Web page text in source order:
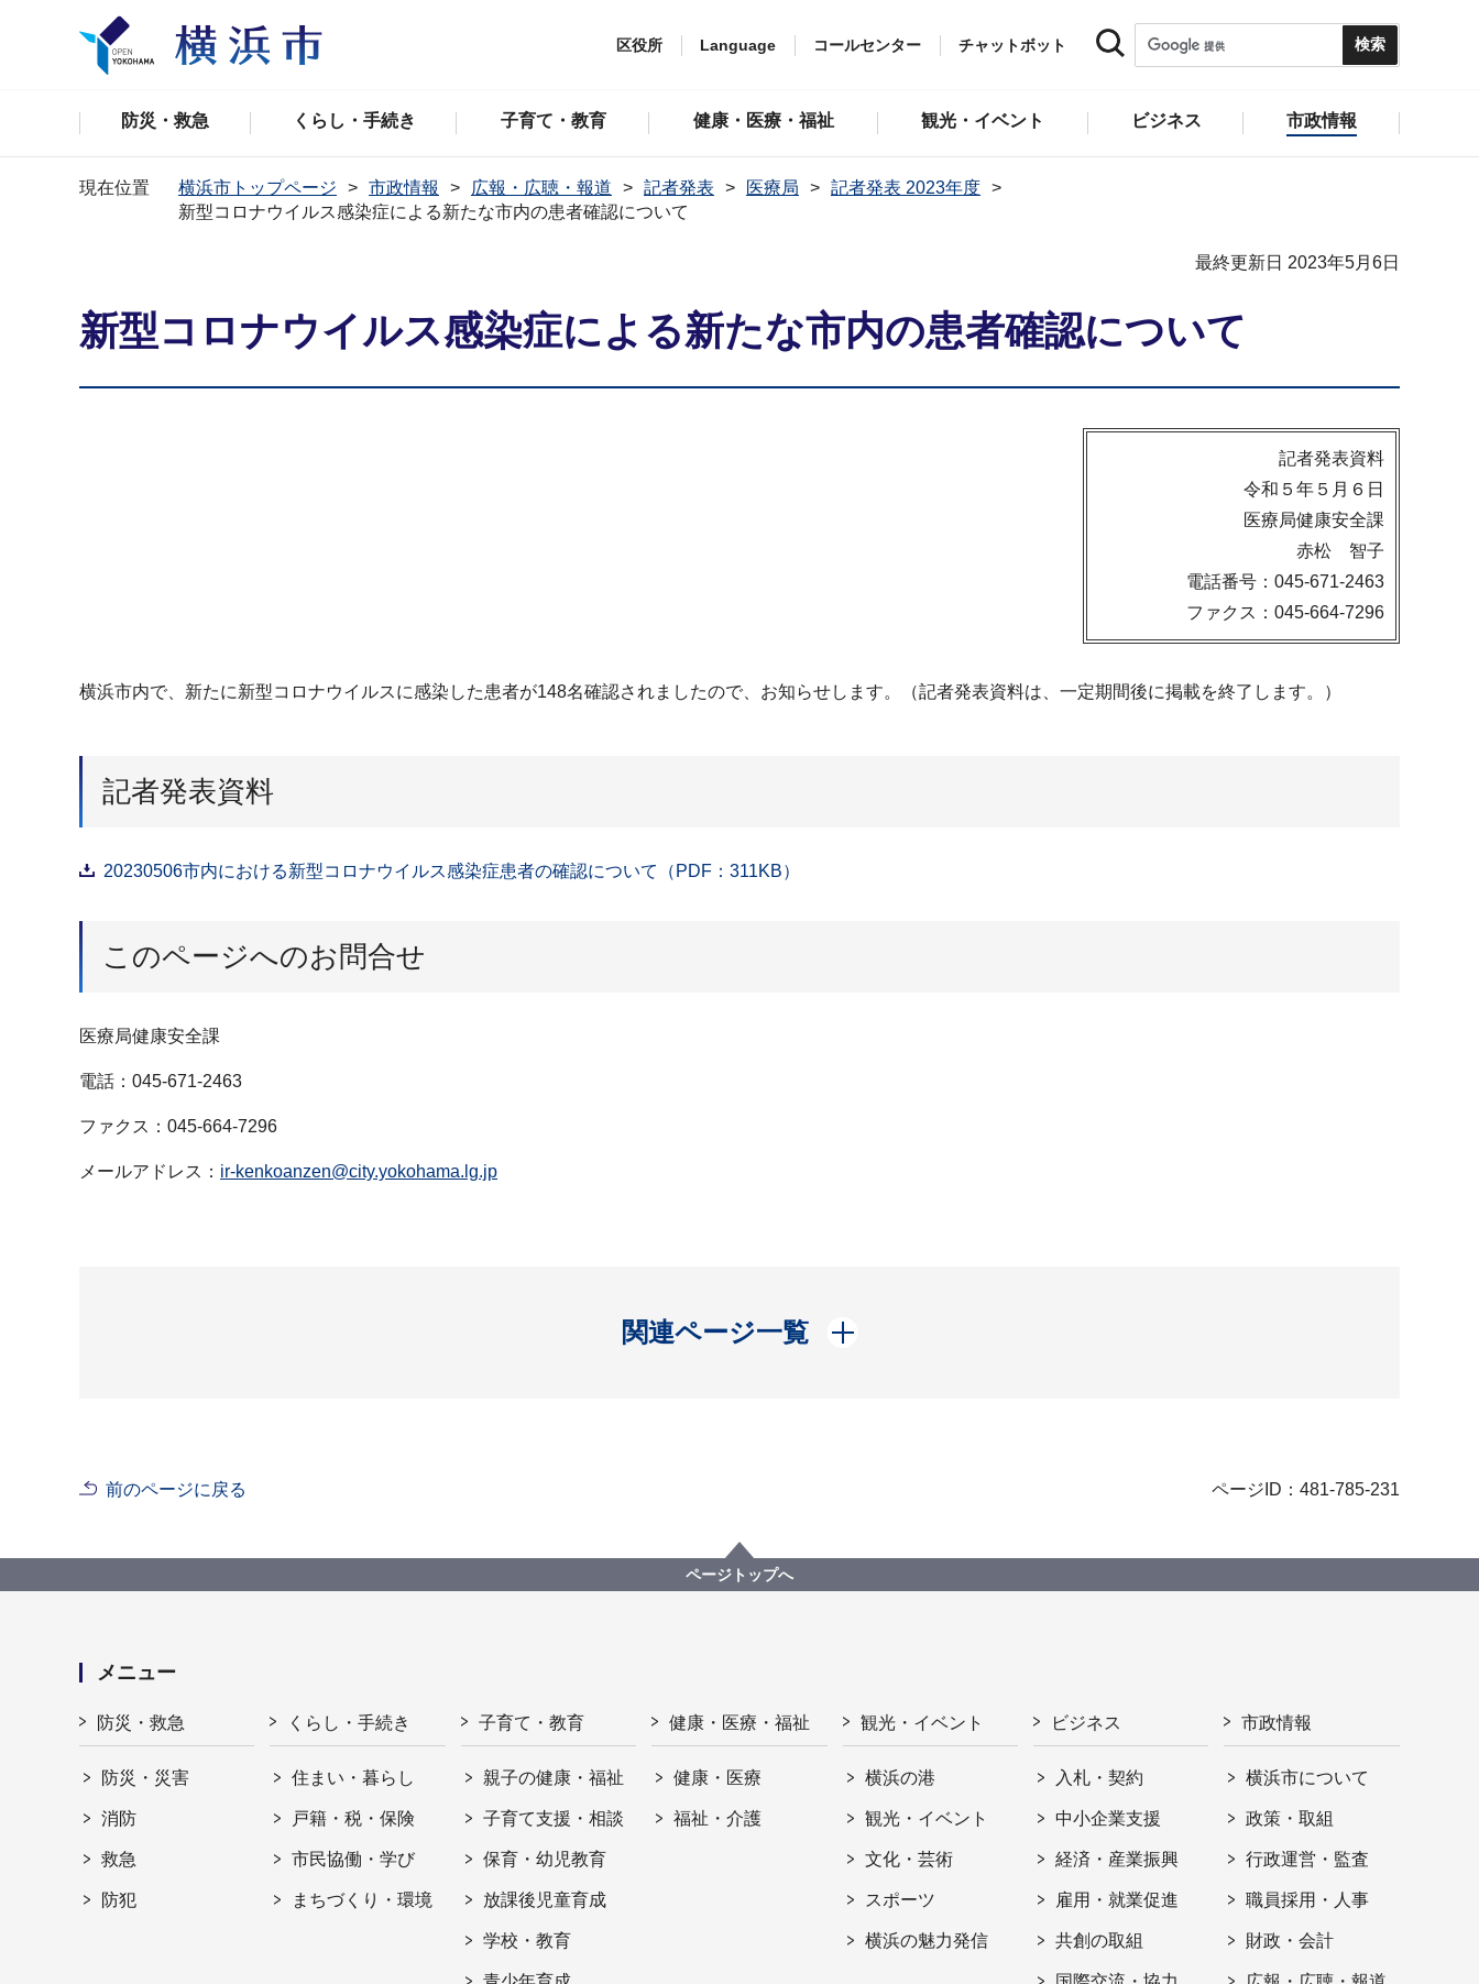
区役所 Language コールセンター チャットボット
防災・救急 くらし・手続き 子育て・教育 健康・医療・福祉 観光・イベント ビジネス 市政情報
現在位置 横浜市トップページ 市政情報 広報・広聴・報道 記者発表 医療局
記者発表 2023年度
新型コロナウイルス感染症による新たな市内の患者確認について
最終更新日 2023年5月6日
新型コロナウイルス感染症による新たな市内の患者確認について
記者発表資料
令和５年５月６日
医療局健康安全課
赤松 智子
電話番号：045-671-2463
ファクス：045-664-7296
横浜市内で、新たに新型コロナウイルスに感染した患者が148名確認されましたので、お知らせします。（記者発表資料は、一定期間後に掲載を終了します。）
記者発表資料
20230506市内における新型コロナウイルス感染症患者の確認について（PDF：311KB）
このページへのお問合せ
医療局健康安全課
電話：045-671-2463
ファクス：045-664-7296
メールアドレス： ir-kenkoanzen@city.yokohama.lg.jp
関連ページ一覧
開く
前のページに戻る ページID：481-785-231
ページトップへ
メニュー
防災・救急
防災・災害
消防
救急
防犯
くらし・手続き
住まい・暮らし
戸籍・税・保険
市民協働・学び
まちづくり・環境
子育て・教育
親子の健康・福祉
子育て支援・相談
保育・幼児教育
放課後児童育成
学校・教育
健康・医療・福祉
健康・医療
福祉・介護
観光・イベント
横浜の港
観光・イベント
文化・芸術
スポーツ
横浜の魅力発信
ビジネス
入札・契約
中小企業支援
経済・産業振興
雇用・就業促進
共創の取組
市政情報
横浜市について
政策・取組
行政運営・監査
職員採用・人事
財政・会計